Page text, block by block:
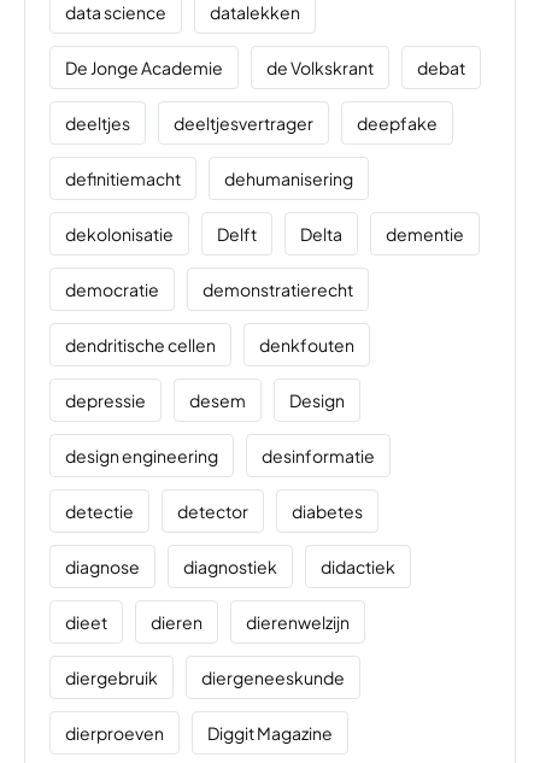
data science datalekken
De Jonge Academie de Volkskrant debat
deeltjes deeltjesvertrager deepfake
definitiemacht dehumanisering
dekolonisatie Delft Delta dementie
democratie demonstratierecht
dendritische cellen denkfouten
depressie desem Design
design engineering desinformatie
detectie detector diabetes
diagnose diagnostiek didactiek
dieet dieren dierenwelzijn
diergebruik diergeneeskunde
dierproeven Diggit Magazine